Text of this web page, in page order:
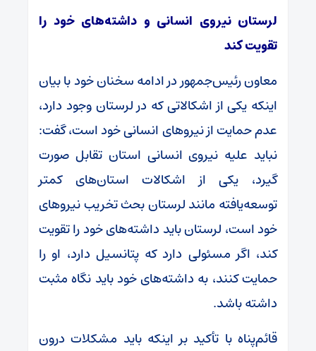
لرستان نیروی انسانی و داشته‌های خود را
تقویت کند
معاون رئیس‌جمهور در ادامه سخنان خود با بیان
اینکه یکی از اشکالاتی که در لرستان وجود دارد،
عدم حمایت از نیروهای انسانی خود است، گفت:
نباید علیه نیروی انسانی استان تقابل صورت
گیرد، یکی از اشکالات استان‌های کمتر
توسعه‌یافته مانند لرستان بحث تخریب نیروهای
خود است، لرستان باید داشته‌های خود را تقویت
کند، اگر مسئولی دارد که پتانسیل دارد، او را
حمایت کنند، به داشته‌های خود باید نگاه مثبت
داشته باشد.
قائم‌پناه با تأکید بر اینکه باید مشکلات درون